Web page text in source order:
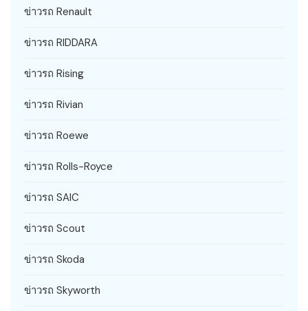
ข่าวรถ Renault
ข่าวรถ RIDDARA
ข่าวรถ Rising
ข่าวรถ Rivian
ข่าวรถ Roewe
ข่าวรถ Rolls-Royce
ข่าวรถ SAIC
ข่าวรถ Scout
ข่าวรถ Skoda
ข่าวรถ Skyworth